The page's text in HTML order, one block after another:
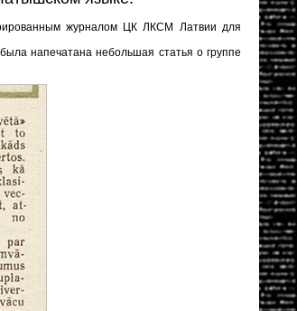
журналом ЦК ЛКСМ Латвии для
напечатана небольшая статья о группе